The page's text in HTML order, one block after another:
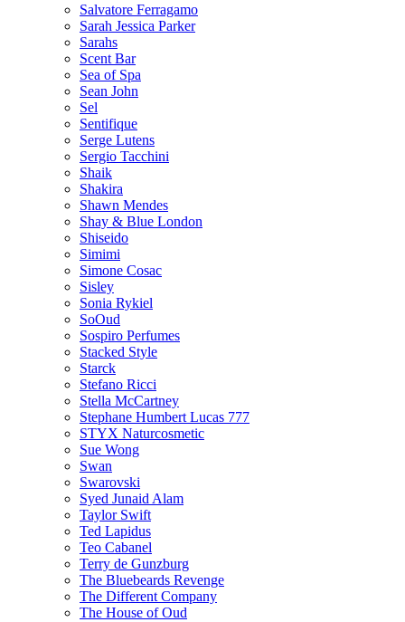
Salvatore Ferragamo
Sarah Jessica Parker
Sarahs
Scent Bar
Sea of Spa
Sean John
Sel
Sentifique
Serge Lutens
Sergio Tacchini
Shaik
Shakira
Shawn Mendes
Shay & Blue London
Shiseido
Simimi
Simone Cosac
Sisley
Sonia Rykiel
SoOud
Sospiro Perfumes
Stacked Style
Starck
Stefano Ricci
Stella McCartney
Stephane Humbert Lucas 777
STYX Naturсosmetic
Sue Wong
Swan
Swarovski
Syed Junaid Alam
Taylor Swift
Ted Lapidus
Teo Cabanel
Terry de Gunzburg
The Bluebeards Revenge
The Different Company
The House of Oud